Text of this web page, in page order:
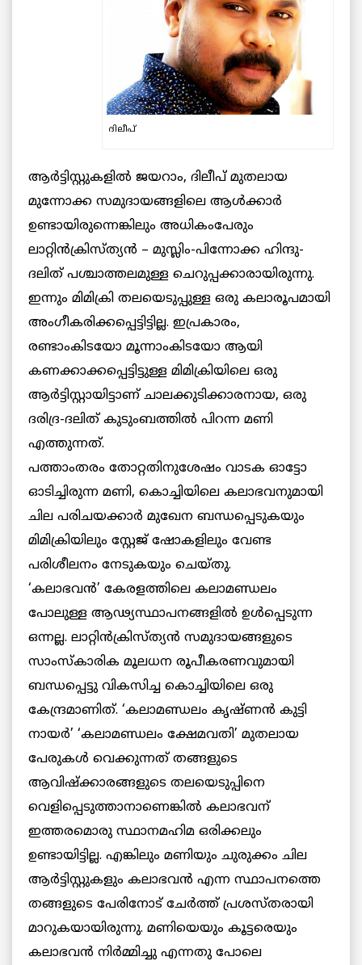
ദിലീപ്
ആര്‍ട്ടിസ്റ്റുകളില്‍ ജയറാം, ദിലീപ് മുതലായ
മുന്നോക്ക സമുദായങ്ങളിലെ ആള്‍ക്കാര്‍
ഉണ്ടായിരുന്നെങ്കിലും അധികംപേരും
ലാറ്റിന്‍ക്രിസ്ത്യന്‍ – മുസ്ലിം-പിന്നോക്ക ഹിന്ദു-
ദലിത് പശ്ചാത്തലമുള്ള ചെറുപ്പക്കാരായിരുന്നു.
ഇന്നും മിമിക്രി തലയെടുപ്പുള്ള ഒരു കലാരൂപമായി
അംഗീകരിക്കപ്പെട്ടിട്ടില്ല. ഇപ്രകാരം,
രണ്ടാംകിടയോ മൂന്നാംകിടയോ ആയി
കണക്കാക്കപ്പെട്ടിട്ടുള്ള മിമിക്രിയിലെ ഒരു
ആര്‍ട്ടിസ്റ്റായിട്ടാണ് ചാലക്കുടിക്കാരനായ, ഒരു
ദരിദ്ര-ദലിത് കുടുംബത്തില്‍ പിറന്ന മണി
എത്തുന്നത്.
പത്താംതരം തോറ്റതിനുശേഷം വാടക ഓട്ടോ
ഓടിച്ചിരുന്ന മണി, കൊച്ചിയിലെ കലാഭവനുമായി
ചില പരിചയക്കാര്‍ മുഖേന ബന്ധപ്പെടുകയും
മിമിക്രിയിലും സ്റ്റേജ് ഷോകളിലും വേണ്ട
പരിശീലനം നേടുകയും ചെയ്തു.
‘കലാഭവന്‍’ കേരളത്തിലെ കലാമണ്ഡലം
പോലുള്ള ആഢ്യസ്ഥാപനങ്ങളില്‍ ഉള്‍പ്പെടുന്ന
ഒന്നല്ല. ലാറ്റിന്‍ക്രിസ്ത്യന്‍ സമുദായങ്ങളുടെ
സാംസ്‌കാരിക മൂലധന രൂപീകരണവുമായി
ബന്ധപ്പെട്ടു വികസിച്ച കൊച്ചിയിലെ ഒരു
കേന്ദ്രമാണിത്. ‘കലാമണ്ഡലം കൃഷ്ണന്‍ കുട്ടി
നായര്‍’ ‘കലാമണ്ഡലം ക്ഷേമവതി’ മുതലായ
പേരുകള്‍ വെക്കുന്നത് തങ്ങളുടെ
ആവിഷ്‌ക്കാരങ്ങളുടെ തലയെടുപ്പിനെ
വെളിപ്പെടുത്താനാണെങ്കില്‍ കലാഭവന്
ഇത്തരമൊരു സ്ഥാനമഹിമ ഒരിക്കലും
ഉണ്ടായിട്ടില്ല. എങ്കിലും മണിയും ചുരുക്കം ചില
ആര്‍ട്ടിസ്റ്റുകളും കലാഭവന്‍ എന്ന സ്ഥാപനത്തെ
തങ്ങളുടെ പേരിനോട് ചേര്‍ത്ത് പ്രശസ്തരായി
മാറുകയായിരുന്നു. മണിയെയും കൂട്ടരെയും
കലാഭവന്‍ നിര്‍മ്മിച്ചു എന്നതു പോലെ